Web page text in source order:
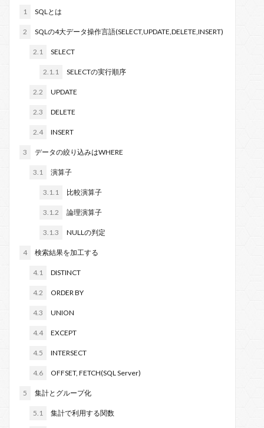
1 SQLとは
2 SQLの4大データ操作言語(SELECT,UPDATE,DELETE,INSERT)
2.1 SELECT
2.1.1 SELECTの実行順序
2.2 UPDATE
2.3 DELETE
2.4 INSERT
3 データの絞り込みはWHERE
3.1 演算子
3.1.1 比較演算子
3.1.2 論理演算子
3.1.3 NULLの判定
4 検索結果を加工する
4.1 DISTINCT
4.2 ORDER BY
4.3 UNION
4.4 EXCEPT
4.5 INTERSECT
4.6 OFFSET, FETCH(SQL Server)
5 集計とグループ化
5.1 集計で利用する関数
更紗フォント
新米探偵、データ分析に挑む
平均値の差の検定
実行時バインディング
個人
使い方
ワイルドカード
Dir
DELETE
CreateObject
commit
Power Platform
アクションクエリ
Windows